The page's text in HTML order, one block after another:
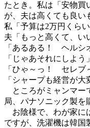
たとき。私は「安物買
が、夫は高くても良い
私「予算は2万円くらい
夫「もっと高くて、い
「あるある！ ヘルシ
「じゃあそれにしよう」
「ひゃ～っ！ セレブ
「シャープも経営が
ところがミャンマー
局、パナソニック製を
お陰様で、わが家に
ですが、洗濯機は韓国